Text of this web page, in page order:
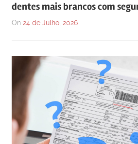
dentes mais brancos com
On 24 de Julho, 2026